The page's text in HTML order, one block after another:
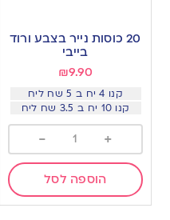
to
wishlist
20 כוסות נייר בצבע ורוד
בייבי
₪9.90
קנו 4 יח ב 5 שח ליח
קנו 10 יח ב 3.5 שח ליח
+
-
הוספה לסל